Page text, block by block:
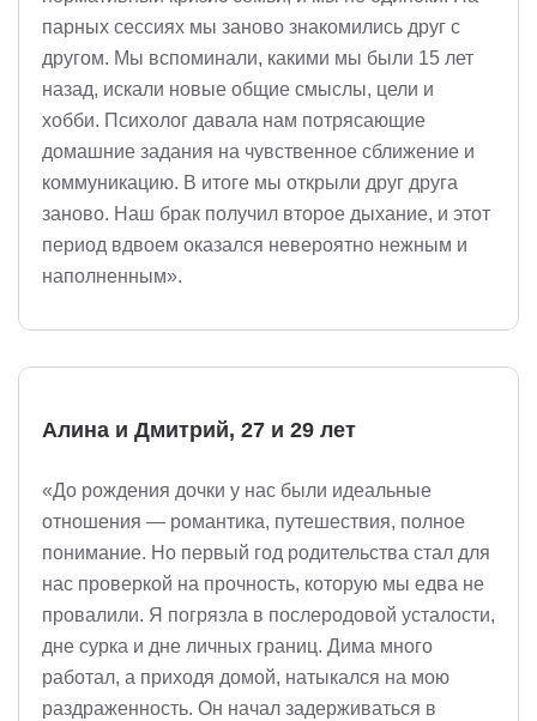
парных сессиях мы заново знакомились друг с
другом. Мы вспоминали, какими мы были 15 лет
назад, искали новые общие смыслы, цели и
хобби. Психолог давала нам потрясающие
домашние задания на чувственное сближение и
коммуникацию. В итоге мы открыли друг друга
заново. Наш брак получил второе дыхание, и этот
период вдвоем оказался невероятно нежным и
наполненным».
Алина и Дмитрий, 27 и 29 лет
«До рождения дочки у нас были идеальные
отношения — романтика, путешествия, полное
понимание. Но первый год родительства стал для
нас проверкой на прочность, которую мы едва не
провалили. Я погрязла в послеродовой усталости,
дне сурка и дне личных границ. Дима много
работал, а приходя домой, натыкался на мою
раздраженность. Он начал задерживаться в